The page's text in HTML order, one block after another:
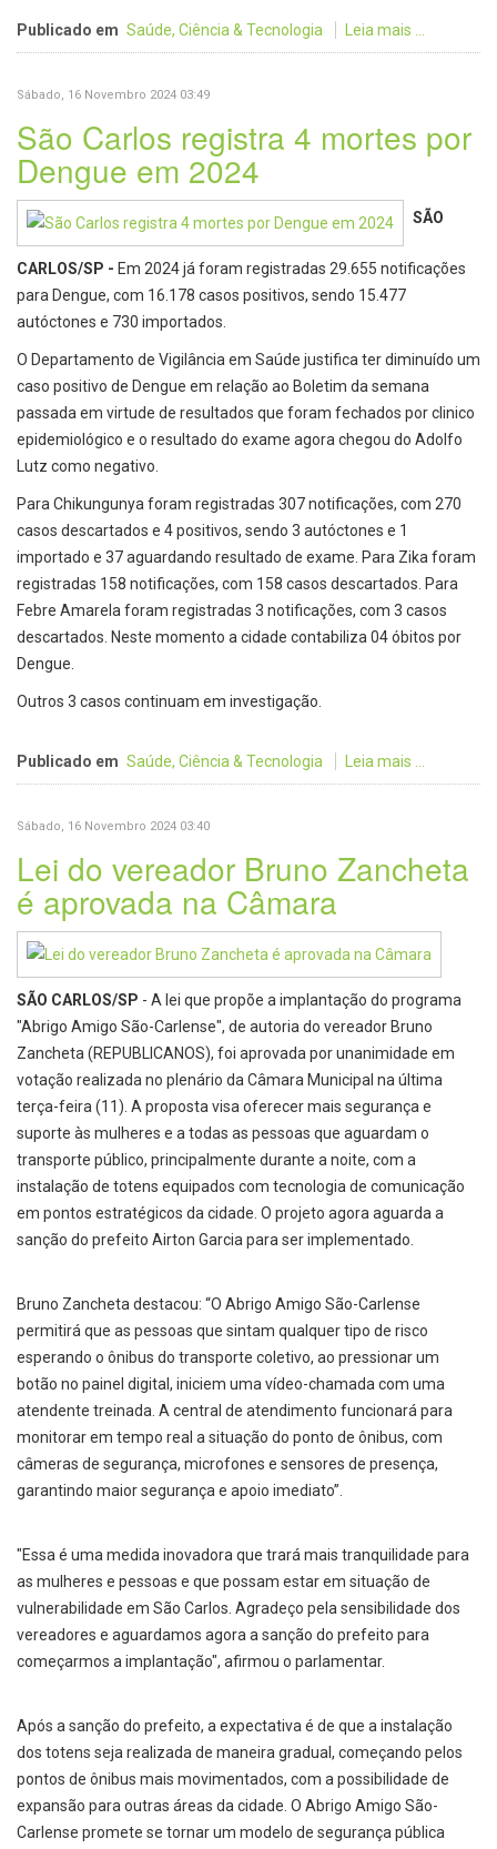
Publicado em Saúde, Ciência & Tecnologia Leia mais ...
Sábado, 16 Novembro 2024 03:49
São Carlos registra 4 mortes por
Dengue em 2024
SÃO
CARLOS/SP - Em 2024 já foram registradas 29.655 notificações
para Dengue, com 16.178 casos positivos, sendo 15.477
autóctones e 730 importados.
O Departamento de Vigilância em Saúde justifica ter diminuído um
caso positivo de Dengue em relação ao Boletim da semana
passada em virtude de resultados que foram fechados por clinico
epidemiológico e o resultado do exame agora chegou do Adolfo
Lutz como negativo.
Para Chikungunya foram registradas 307 notificações, com 270
casos descartados e 4 positivos, sendo 3 autóctones e 1
importado e 37 aguardando resultado de exame. Para Zika foram
registradas 158 notificações, com 158 casos descartados. Para
Febre Amarela foram registradas 3 notificações, com 3 casos
descartados. Neste momento a cidade contabiliza 04 óbitos por
Dengue.
Outros 3 casos continuam em investigação.
Publicado em Saúde, Ciência & Tecnologia Leia mais ...
Sábado, 16 Novembro 2024 03:40
Lei do vereador Bruno Zancheta
é aprovada na Câmara
SÃO CARLOS/SP - A lei que propõe a implantação do programa
"Abrigo Amigo São-Carlense", de autoria do vereador Bruno
Zancheta (REPUBLICANOS), foi aprovada por unanimidade em
votação realizada no plenário da Câmara Municipal na última
terça-feira (11). A proposta visa oferecer mais segurança e
suporte às mulheres e a todas as pessoas que aguardam o
transporte público, principalmente durante a noite, com a
instalação de totens equipados com tecnologia de comunicação
em pontos estratégicos da cidade. O projeto agora aguarda a
sanção do prefeito Airton Garcia para ser implementado.
Bruno Zancheta destacou: “O Abrigo Amigo São-Carlense
permitirá que as pessoas que sintam qualquer tipo de risco
esperando o ônibus do transporte coletivo, ao pressionar um
botão no painel digital, iniciem uma vídeo-chamada com uma
atendente treinada. A central de atendimento funcionará para
monitorar em tempo real a situação do ponto de ônibus, com
câmeras de segurança, microfones e sensores de presença,
garantindo maior segurança e apoio imediato”.
"Essa é uma medida inovadora que trará mais tranquilidade para
as mulheres e pessoas e que possam estar em situação de
vulnerabilidade em São Carlos. Agradeço pela sensibilidade dos
vereadores e aguardamos agora a sanção do prefeito para
começarmos a implantação", afirmou o parlamentar.
Após a sanção do prefeito, a expectativa é de que a instalação
dos totens seja realizada de maneira gradual, começando pelos
pontos de ônibus mais movimentados, com a possibilidade de
expansão para outras áreas da cidade. O Abrigo Amigo São-
Carlense promete se tornar um modelo de segurança pública